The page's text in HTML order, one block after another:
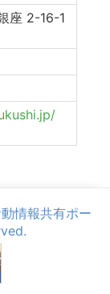
座 2-16-1
情報共有ポー